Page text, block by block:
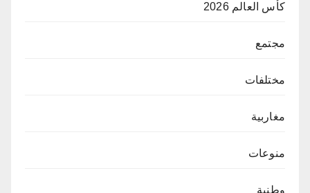
كأس العالم 2026
مجتمع
مختلفات
مغاربية
منوعات
وطنية